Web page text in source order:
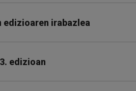
edizioaren irabazlea
edizioan